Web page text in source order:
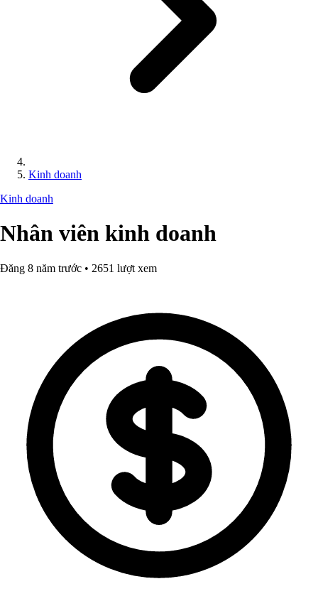
Kinh doanh
Kinh doanh
Nhân viên kinh doanh
Đăng 8 năm trước • 2651 lượt xem